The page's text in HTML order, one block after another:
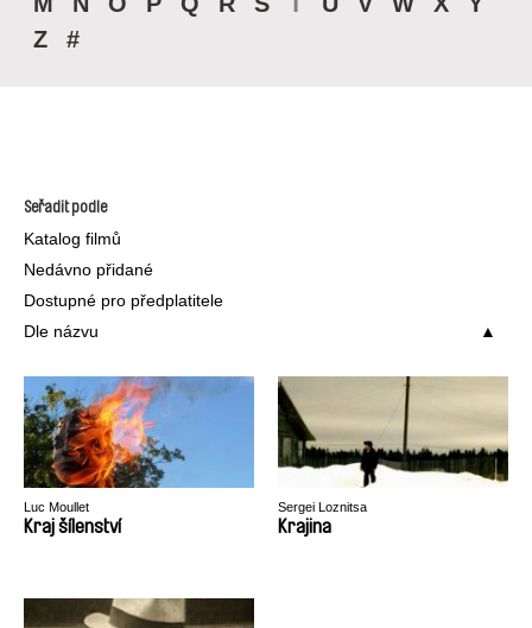
Z
#
Seřadit podle
Katalog filmů
Nedávno přidané
Dostupné pro předplatitele
Dle názvu
Luc Moullet
Kraj šílenství
Sergei Loznitsa
Krajina